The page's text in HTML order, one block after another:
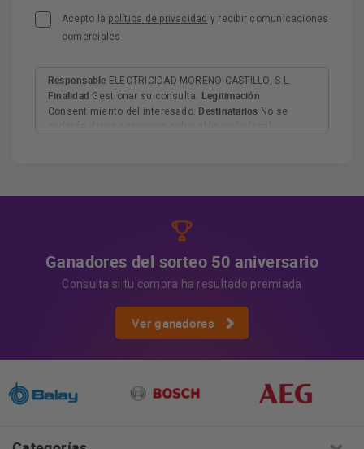
Acepto la política de privacidad y recibir comunicaciones
comerciales
Responsable ELECTRICIDAD MORENO CASTILLO, S.L.
Finalidad Gestionar su consulta. Legitimación
Consentimiento del interesado. Destinatarios No se
Ganadores del sorteo 50 aniversario
Consulta si tu compra ha resultado premiada
Ver ganadores